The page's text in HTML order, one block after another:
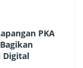
PKA
Digital